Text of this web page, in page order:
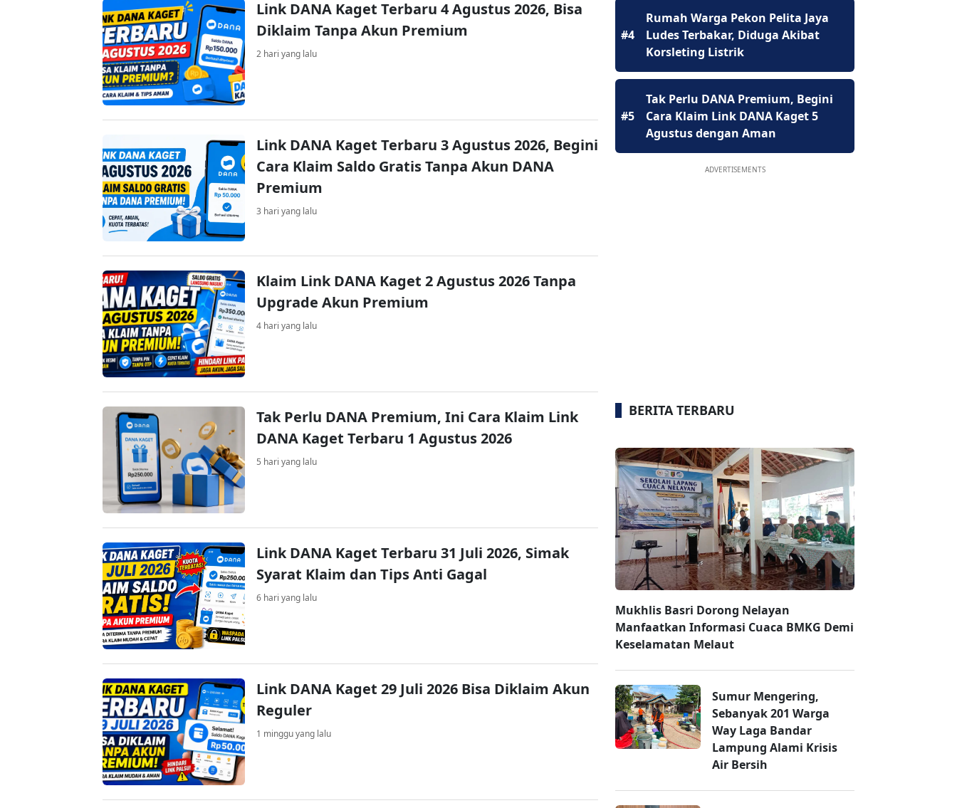
Link DANA Kaget Terbaru 4 Agustus 2026, Bisa
Diklaim Tanpa Akun Premium
2 hari yang lalu
Link DANA Kaget Terbaru 3 Agustus 2026, Begini
Cara Klaim Saldo Gratis Tanpa Akun DANA
Premium
3 hari yang lalu
Klaim Link DANA Kaget 2 Agustus 2026 Tanpa
Upgrade Akun Premium
4 hari yang lalu
Tak Perlu DANA Premium, Ini Cara Klaim Link
DANA Kaget Terbaru 1 Agustus 2026
5 hari yang lalu
Link DANA Kaget Terbaru 31 Juli 2026, Simak
Syarat Klaim dan Tips Anti Gagal
6 hari yang lalu
Link DANA Kaget 29 Juli 2026 Bisa Diklaim Akun
Reguler
1 minggu yang lalu
#4
Rumah Warga Pekon Pelita Jaya
Ludes Terbakar, Diduga Akibat
Korsleting Listrik
#5
Tak Perlu DANA Premium, Begini
Cara Klaim Link DANA Kaget 5
Agustus dengan Aman
ADVERTISEMENTS
BERITA TERBARU
Mukhlis Basri Dorong Nelayan
Manfaatkan Informasi Cuaca BMKG Demi
Keselamatan Melaut
Sumur Mengering,
Sebanyak 201 Warga
Way Laga Bandar
Lampung Alami Krisis
Air Bersih